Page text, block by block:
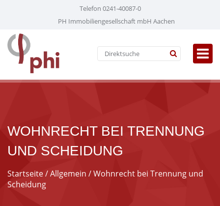
Telefon 0241-40087-0
PH Immobiliengesellschaft mbH Aachen
WOHNRECHT BEI TRENNUNG
UND SCHEIDUNG
Startseite/Allgemein / Wohnrecht bei Trennung und
Scheidung